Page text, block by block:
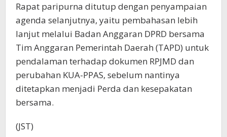
Rapat paripurna ditutup dengan penyampaian
agenda selanjutnya, yaitu pembahasan lebih
lanjut melalui Badan Anggaran DPRD bersama
Tim Anggaran Pemerintah Daerah (TAPD) untuk
pendalaman terhadap dokumen RPJMD dan
perubahan KUA-PPAS, sebelum nantinya
ditetapkan menjadi Perda dan kesepakatan
bersama.
(JST)